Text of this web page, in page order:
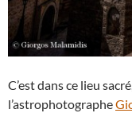
C’est dans ce lieu
l’astrophotographe